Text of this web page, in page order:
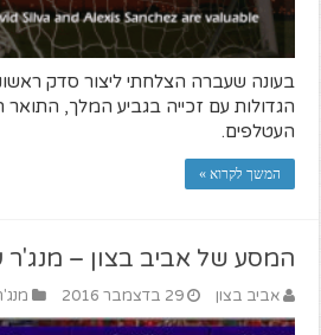
בעונה שעברה הצלחתי ליצור סדק
הגדולות עם זכייה בגביע המלך,
העטלפים.
המשך לקרוא »
המסע של אביב בצון – מנג'ר
אביב בצון 29 בדצמבר 2016